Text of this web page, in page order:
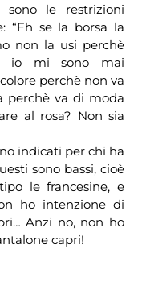
le restrizioni
“Eh se la borsa la
non la usi perchè
io mi sono mai
perchè non va
perchè va di moda
al rosa? Non sia
indicati per chi ha
sono bassi, cioè
le francesine, e
ho intenzione di
Anzi no, non ho
capri!